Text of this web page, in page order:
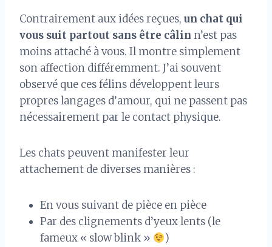
Contrairement aux idées reçues, un chat qui
vous suit partout sans être câlin n’est pas
moins attaché à vous. Il montre simplement
son affection différemment. J’ai souvent
observé que ces félins développent leurs
propres langages d’amour, qui ne passent pas
nécessairement par le contact physique.
Les chats peuvent manifester leur
attachement de diverses manières :
En vous suivant de pièce en pièce
Par des clignements d’yeux lents (le
fameux « slow blink »
)